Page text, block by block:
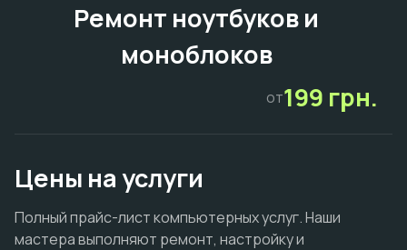
Ремонт ноутбуков и
моноблоков
от199 грн.
Цены на услуги
Полный прайс-лист компьютерных услуг. Наши
мастера выполняют ремонт, настройку и